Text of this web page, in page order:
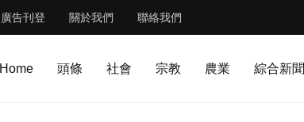
廣告刊登 關於我們 聯絡我們
Home 頭條 社會 宗教 農業 綜合新聞